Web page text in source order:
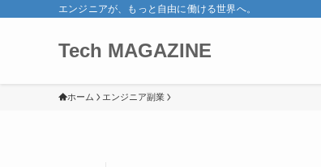
エンジニアが、もっと自由に働ける世界へ。
Tech MAGAZINE
ホーム エンジニア副業